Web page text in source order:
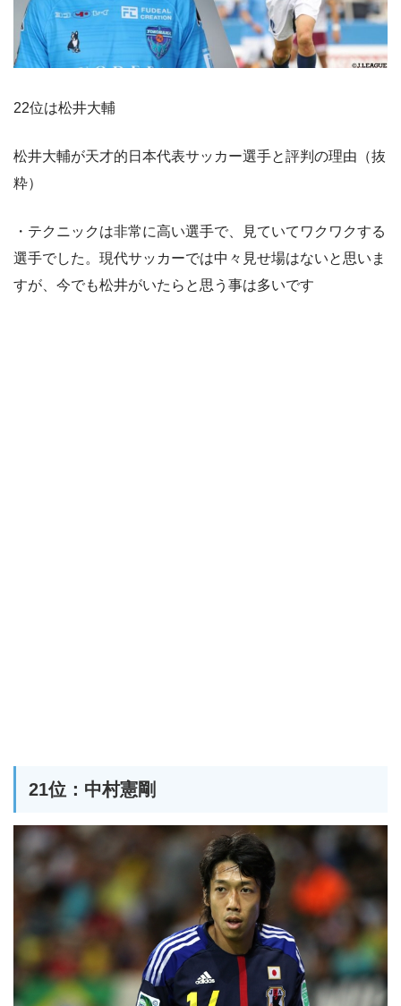
22位は松井大輔
松井大輔が天才的日本代表サッカー選手と評判の理由（抜
粋）
・テクニックは非常に高い選手で、見ていてワクワクする
選手でした。現代サッカーでは中々見せ場はないと思いま
すが、今でも松井がいたらと思う事は多いです
21位：中村憲剛